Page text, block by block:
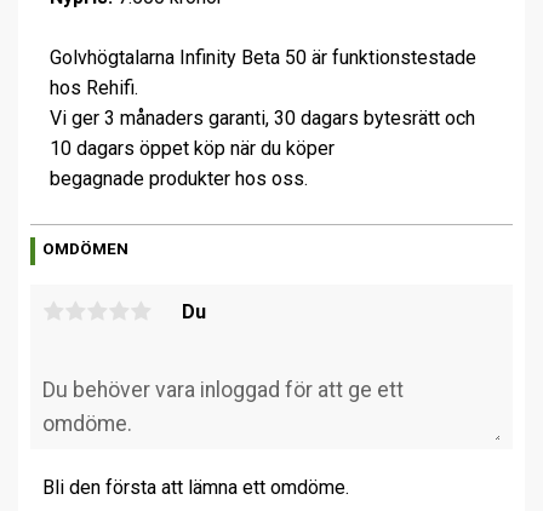
Golvhögtalarna Infinity Beta 50 är funktionstestade
hos Rehifi.
Vi ger 3 månaders garanti, 30 dagars bytesrätt och
10 dagars öppet köp när du köper
begagnade produkter hos oss.
OMDÖMEN
Du
Bli den första att lämna ett omdöme.